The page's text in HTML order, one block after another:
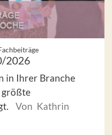
2026
in Ihrer Branche
größte
Von Kathrin